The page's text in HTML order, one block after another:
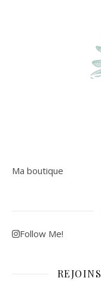
Ma boutique
Follow Me!